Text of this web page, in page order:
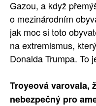
Gazou, a když
o mezinárodním
jak moc si toto
na extremismus,
Donalda Trumpa. To
Troyeová varovala,
nebezpečný pro